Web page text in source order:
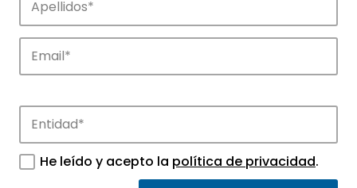
Descubre las empresas que impulsan la
innovación en los parques de APTE.
Bitmakers
INDUSTRIAL
He leído y acepto la política de privacidad.